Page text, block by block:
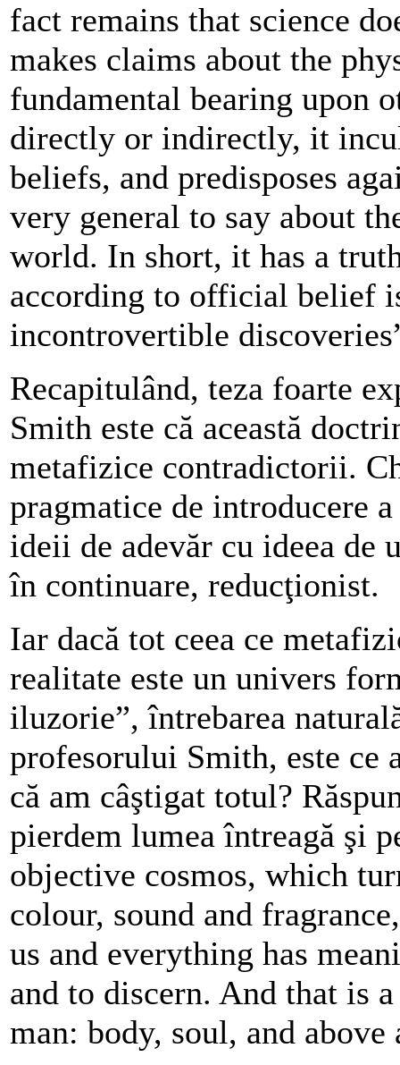
fact remains that science
makes claims about the
fundamental bearing upon
directly or indirectly, it
beliefs, and predisposes
very general to say about
world. In short, it has a
according to official belief
incontrovertible
Recapitulând, teza foarte
Smith este că această
metafizice contradictorii.
pragmatice de introducere
ideii de adevăr cu ideea de
în continuare, reducţionist.
Iar dacă tot ceea ce
realitate este un univers
iluzorie”, întrebarea
profesorului Smith, este ce
că am câştigat totul?
pierdem lumea întreagă şi
objective cosmos, which
colour, sound and
us and everything has
and to discern. And that is
man: body, soul, and above